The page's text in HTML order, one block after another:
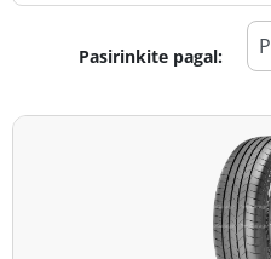
Padangos tipas
Visi tipai (69)
Visi sezonai (19)
Pasirinkite pagal: